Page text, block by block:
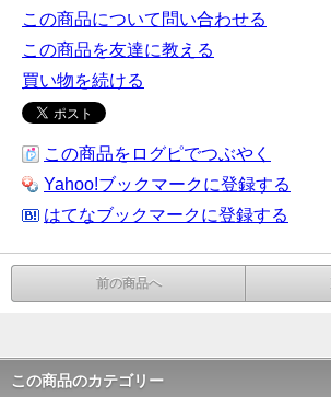
この商品について問い合わせる
この商品を友達に教える
買い物を続ける
この商品をログピでつぶやく
Yahoo!ブックマークに登録する
はてなブックマークに登録する
前の商品へ
この商品のカテゴリー